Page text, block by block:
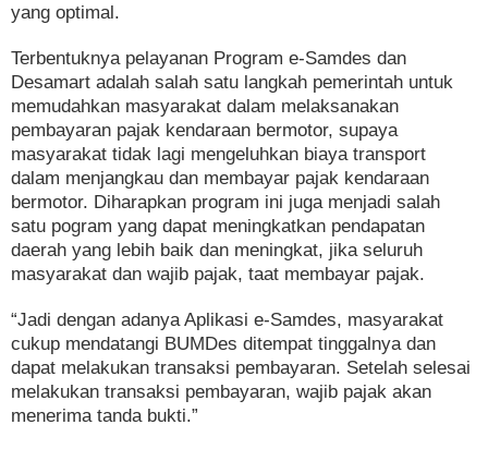
yang optimal.
Terbentuknya pelayanan Program e-Samdes dan
Desamart adalah salah satu langkah pemerintah untuk
memudahkan masyarakat dalam melaksanakan
pembayaran pajak kendaraan bermotor, supaya
masyarakat tidak lagi mengeluhkan biaya transport
dalam menjangkau dan membayar pajak kendaraan
bermotor. Diharapkan program ini juga menjadi salah
satu pogram yang dapat meningkatkan pendapatan
daerah yang lebih baik dan meningkat, jika seluruh
masyarakat dan wajib pajak, taat membayar pajak.
“Jadi dengan adanya Aplikasi e-Samdes, masyarakat
cukup mendatangi BUMDes ditempat tinggalnya dan
dapat melakukan transaksi pembayaran. Setelah selesai
melakukan transaksi pembayaran, wajib pajak akan
menerima tanda bukti.”